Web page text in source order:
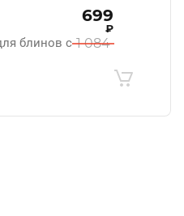
блинов с 1 084
699
₽